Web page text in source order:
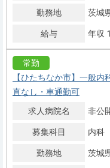
勤務地 茨城
給与 年収
常勤
【ひたちなか市】一般
直なし・車通勤可
求人病院名
非公
募集科目 内科
勤務地 茨城